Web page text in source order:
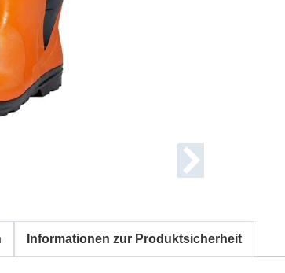
Informationen zur Produktsicherheit